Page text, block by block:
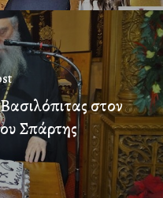
στον
Σπάρτης